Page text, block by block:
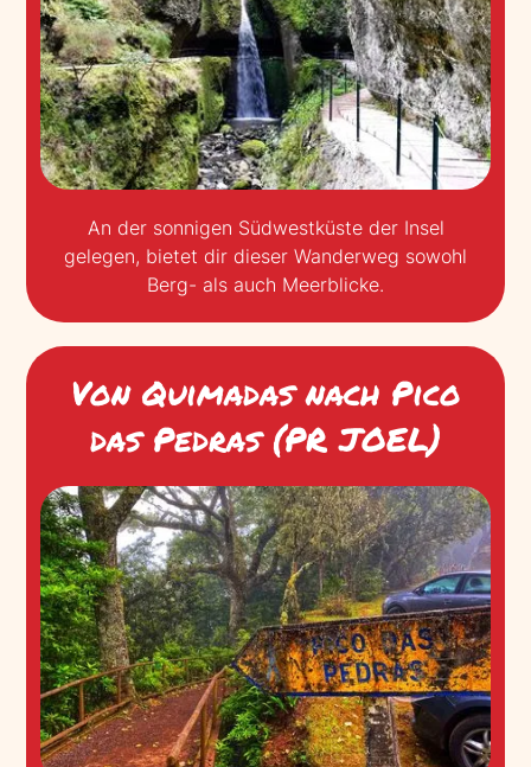
An der sonnigen Südwestküste der Insel
gelegen, bietet dir dieser Wanderweg sowohl
Berg- als auch Meerblicke.
Von Quimadas nach Pico
das Pedras (PR JOEL)